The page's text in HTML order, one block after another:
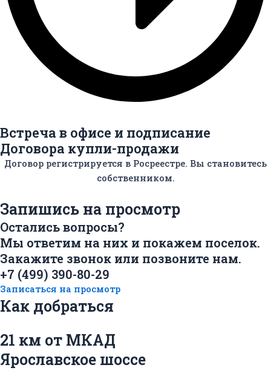
Встреча в офисе и подписание
Договора купли-продажи
Договор регистрируется в Росреестре. Вы становитесь
собственником.
Запишись на просмотр
Остались вопросы?
Мы ответим на них и покажем поселок.
Закажите звонок или позвоните нам.
+7 (499) 390-80-29
Записаться на просмотр
Как добраться
21 км от МКАД
Ярославское шоссе